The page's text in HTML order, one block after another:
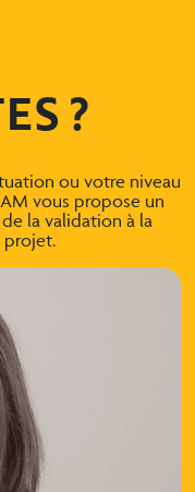
?
ou votre niveau
vous propose un
la validation à la
projet.